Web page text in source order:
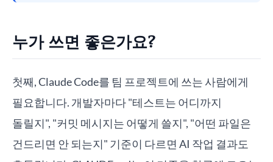
누가 쓰면 좋은가요?
첫째, Claude Code를 팀 프로젝트에 쓰는 사람에게
필요합니다. 개발자마다 "테스트는 어디까지
돌릴지", "커밋 메시지는 어떻게 쓸지", "어떤 파일은
건드리면 안 되는지" 기준이 다르면 AI 작업 결과도